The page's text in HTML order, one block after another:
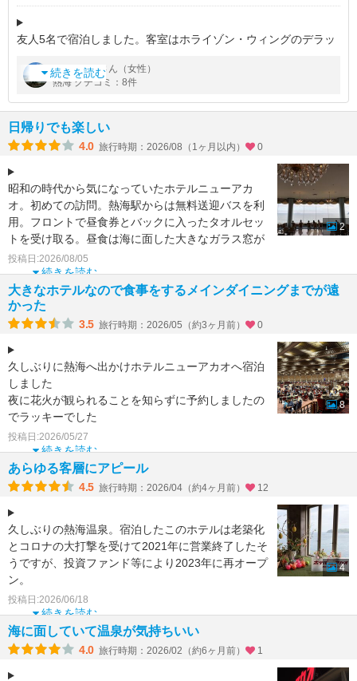
友人5名で宿泊しました。客室はホライゾン・ウィングのデラッ
屋隣同士でした。片方はツイン、もう一方はソファベッドを含む
3台のベッド。断崖に建つホ
続きを読む
bysukeco さん（女性）
熱海 クチコミ：8件
日帰りでも楽しい
4.0 旅行時期：2026/08（1ヶ月以内） 0
昭和の時代から気になっていたホテルニューアカ
オ。初めての訪問。熱海駅からは無料送迎バスを利
用。フロントで昼食券とバックに入ったタオルセッ
トを受け取る。昼食は海に面した大きなガラス窓が
特徴のブッフェ、空
続きを読む
投稿日:2026/08/05
2
大きなホテルなので食事をするメインダイニングまでが遠
かった
3.5 旅行時期：2026/05（約3ヶ月前） 0
久しぶりに熱海へ出かけホテルニューアカオへ宿泊
しました
夜に花火が観られることを知らずに予約しましたの
でラッキーでした
ただし食事は夜・朝ともにメインダイニングへ移動
する必要があり、バイキングなの
続きを読む
投稿日:2026/05/27
8
あらゆる客層にアピール
4.5 旅行時期：2026/04（約4ヶ月前） 12
久しぶりの熱海温泉。宿泊したこのホテルは老築化
とコロナの大打撃を受けて2021年に営業終了したそ
うですが、投資ファンド等により2023年に再オープ
ン。
確かにバブル期の建築物であろうと思われる海
続きを読む
投稿日:2026/06/18
4
海に面していて温泉が気持ちいい
4.0 旅行時期：2026/02（約6ヶ月前） 1